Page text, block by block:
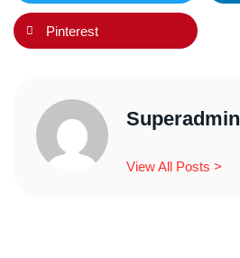
Pinterest
Superadmin
View All Posts >